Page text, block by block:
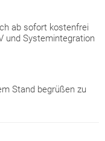
ab sofort kostenfrei
und Systemintegration
Stand begrüßen zu